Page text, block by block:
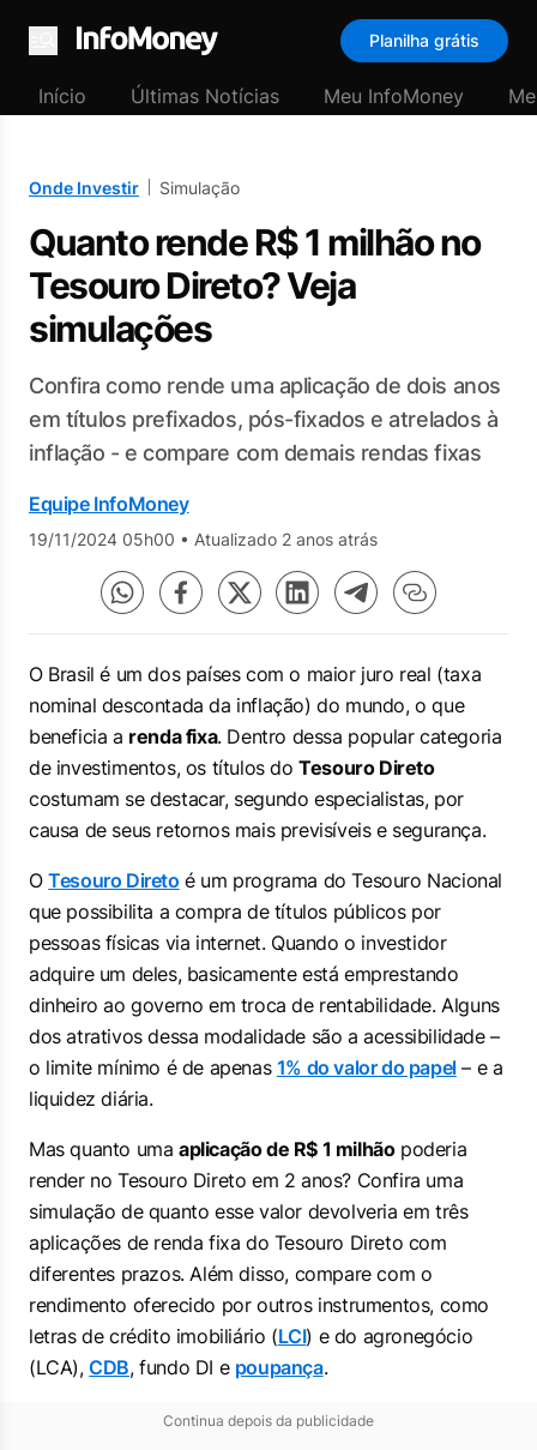
Menu
Planilha grátis
Início Últimas Notícias Meu InfoMoney
Onde Investir Simulação
Quanto rende R$ 1 milhão no
Tesouro Direto? Veja
simulações
Confira como rende uma aplicação de dois anos
em títulos prefixados, pós-fixados e atrelados à
inflação - e compare com demais rendas fixas
Equipe InfoMoney
19/11/2024 05h00 • Atualizado 2 anos atrás
O Brasil é um dos países com o maior juro real (taxa
nominal descontada da inflação) do mundo, o que
beneficia a renda fixa. Dentro dessa popular categoria
de investimentos, os títulos doTesouro Direto
costumam se destacar, segundo especialistas, por
causa de seus retornos mais previsíveis e segurança.
OTesouro Direto é um programa do Tesouro Nacional
que possibilita a compra de títulos públicos por
pessoas físicas via internet. Quando o investidor
adquire um deles, basicamente está emprestando
dinheiro ao governo em troca de rentabilidade. Alguns
dos atrativos dessa modalidade são a acessibilidade –
o limite mínimo é de apenas 1% do valor do papel– e a
liquidez diária.
Mas quanto uma aplicação de R$ 1 milhãopoderia
render no Tesouro Direto em 2 anos? Confira uma
simulação de quanto esse valor devolveria em três
aplicações de renda fixa do Tesouro Direto com
diferentes prazos. Além disso, compare com o
rendimento oferecido por outros instrumentos, como
letras de crédito imobiliário (LCI) e do agronegócio
(LCA),CDB, fundo DI e poupança.
Continua depois da publicidade